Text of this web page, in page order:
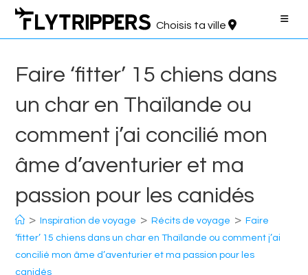
Aller
contenu
Choisis ta ville
Faire ‘fitter’ 15 chiens dans
un char en Thaïlande ou
comment j’ai concilié mon
âme d’aventurier et ma
passion pour les canidés
> Inspiration de voyage > Récits de voyage > Faire
‘fitter’ 15 chiens dans un char en Thaïlande ou comment j’ai
concilié mon âme d’aventurier et ma passion pour les
canidés